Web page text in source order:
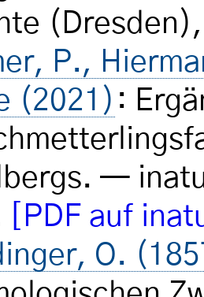
P.,
(2021) :
—
[PDF auf
O.